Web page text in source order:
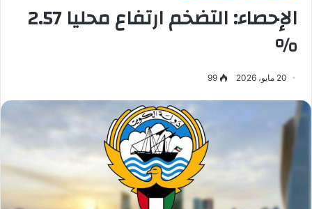
الإحصاء: التضخم ارتفاع محليا 2.57
%
20 مايو، 2026 99